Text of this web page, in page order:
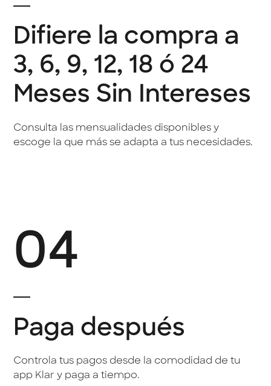
Difiere la compra a
3, 6, 9, 12, 18 ó 24
Meses Sin Intereses
Consulta las mensualidades disponibles y
escoge la que más se adapta a tus necesidades.
04
Paga después
Controla tus pagos desde la comodidad de tu
app Klar y paga a tiempo.